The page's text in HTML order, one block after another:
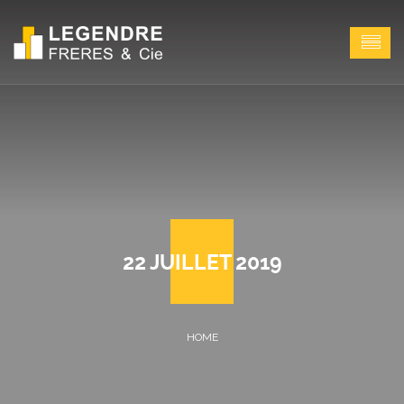
22 JUILLET 2019